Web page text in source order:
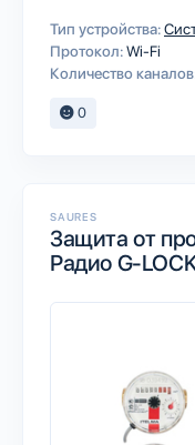
Тип устройства:
Протокол:Wi-Fi
Количество
0
SAURES
Защита от
Радио G-